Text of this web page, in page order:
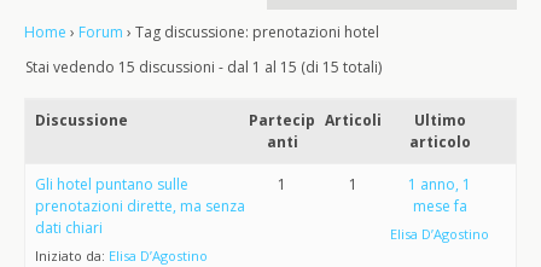
Home › Forum › Tag discussione: prenotazioni hotel
Stai vedendo 15 discussioni - dal 1 al 15 (di 15 totali)
Discussione
Partecip
anti
Articoli
Ultimo
articolo
Gli hotel puntano sulle
prenotazioni dirette, ma senza
dati chiari
Iniziato da: Elisa D’Agostino
1 1
1 anno, 1
mese fa
Elisa D’Agostino